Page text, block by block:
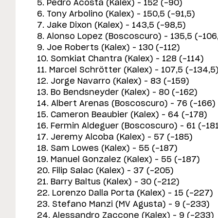
5. Pedro Acosta (Kalex) – 152 (-90)
6. Tony Arbolino (Kalex) – 150,5 (-91,5)
7. Jake Dixon (Kalex) – 143,5 (-98,5)
8. Alonso Lopez (Boscoscuro) – 135,5 (-
9. Joe Roberts (Kalex) – 130 (-112)
10. Somkiat Chantra (Kalex) – 128 (-114)
11. Marcel Schrötter (Kalex) – 107,5 (-134,5)
12. Jorge Navarro (Kalex) – 83 (-159)
13. Bo Bendsneyder (Kalex) – 80 (-162)
14. Albert Arenas (Boscoscuro) – 76 (-166)
15. Cameron Beaubier (Kalex) – 64 (-178)
16. Fermin Aldeguer (Boscoscuro) – 61 (-
17. Jeremy Alcoba (Kalex) – 57 (-185)
18. Sam Lowes (Kalex) – 55 (-187)
19. Manuel Gonzalez (Kalex) – 55 (-187)
20. Filip Salac (Kalex) – 37 (-205)
21. Barry Baltus (Kalex) – 30 (-212)
22. Lorenzo Dalla Porta (Kalex) – 15 (-227)
23. Stefano Manzi (MV Agusta) – 9 (-233)
24. Alessandro Zaccone (Kalex) – 9 (-233)